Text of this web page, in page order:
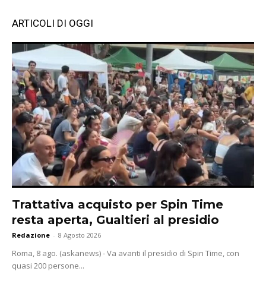
ARTICOLI DI OGGI
Trattativa acquisto per Spin Time
resta aperta, Gualtieri al presidio
Redazione - 8 Agosto 2026
Roma, 8 ago. (askanews) - Va avanti il presidio di Spin Time, con
quasi 200 persone...